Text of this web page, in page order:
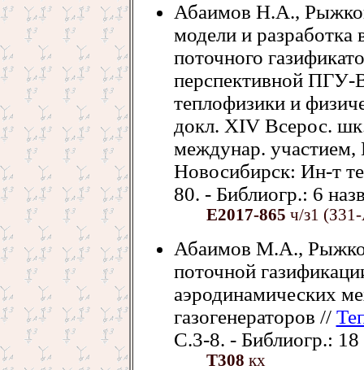
Абаимов Н.А.,
модели и разработка
поточного
перспективной
теплофизики и
докл. ХIV Всерос.
междунар.
Новосибирск: Ин-т
80. - Библиогр.: 6
Е2017-865 ч/з1
Абаимов М.А.,
поточной
аэродинамических
газогенераторов //
С.3-8. - Библиогр.: 18
Т308 кх